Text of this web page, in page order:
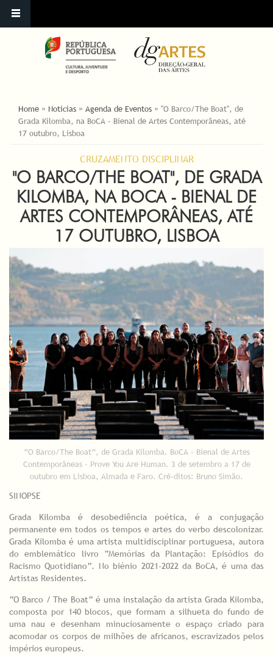
ESTÁ AQUI
Home » Noticias » Agenda de Eventos » "O Barco/The Boat", de
Grada Kilomba, na BoCA - Bienal de Artes Contemporâneas, até
17 outubro, Lisboa
CRUZAMENTO DISCIPLINAR
"O BARCO/THE BOAT", DE GRADA
KILOMBA, NA BOCA - BIENAL DE
ARTES CONTEMPORÂNEAS, ATÉ
17 OUTUBRO, LISBOA
“O Barco/The Boat”, de Grada Kilomba. BoCA - Bienal de Artes
Contemporâneas - Prove You Are Human. 3 de setembro a 17 de
outubro em Lisboa, Almada e Faro. Cré-ditos: Bruno Simão.
SINOPSE
Grada Kilomba é desobediência poética, é a conjugação
permanente em todos os tempos e artes do verbo descolonizar.
Grada Kilomba é uma artista multidisciplinar portuguesa, autora
do emblemático livro “Memórias da Plantação: Episódios do
Racismo Quotidiano”. No biénio 2021-2022 da BoCA, é uma das
Artistas Residentes.
“O Barco / The Boat” é uma instalação da artista Grada Kilomba,
composta por 140 blocos, que formam a silhueta do fundo de
uma nau e desenham minuciosamente o espaço criado para
acomodar os corpos de milhões de africanos, escravizados pelos
impérios europeus.